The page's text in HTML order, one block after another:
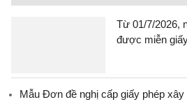
Từ 01/7/2026,
được miễn
Mẫu Đơn đề nghị cấp giấy phép